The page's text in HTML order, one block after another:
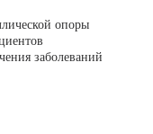
опоры
заболеваний